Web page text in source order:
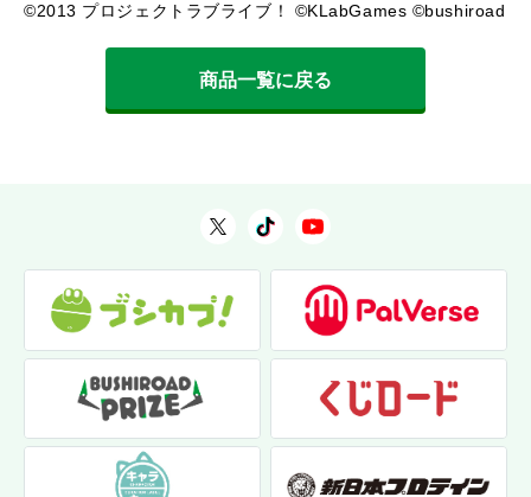
©2013 プロジェクトラブライブ！ ©KLabGames ©bushiroad
商品一覧に戻る